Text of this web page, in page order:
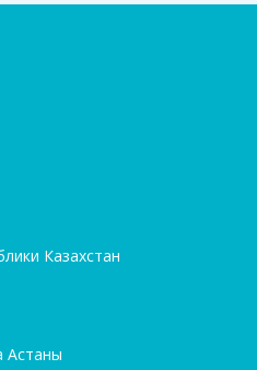
Казахстан
Астаны